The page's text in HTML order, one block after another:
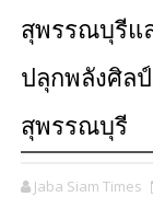
สุพรรณบุรีแ
ปลุกพลังศิล
สุพรรณบุรี
Jaba Siam Times